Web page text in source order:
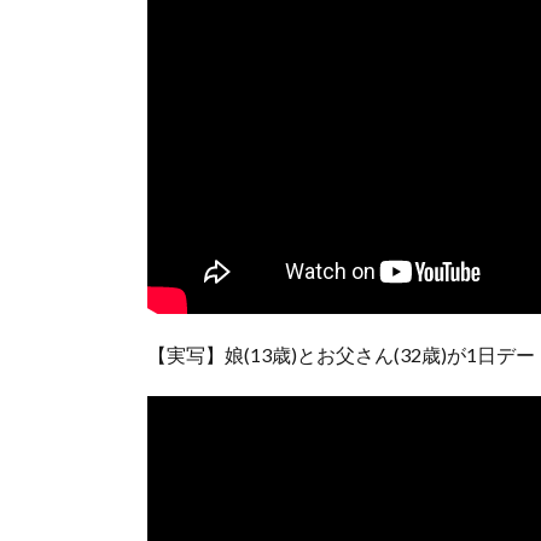
【実写】娘(13歳)とお父さん(32歳)が1日デー